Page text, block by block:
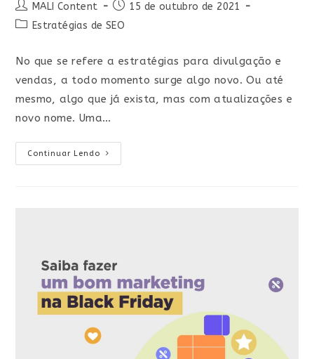
MALI Content
15 de outubro de 2021
Estratégias de SEO
No que se refere a estratégias para divulgação e
vendas, a todo momento surge algo novo. Ou até
mesmo, algo que já exista, mas com atualizações e
novo nome. Uma…
Continuar Lendo